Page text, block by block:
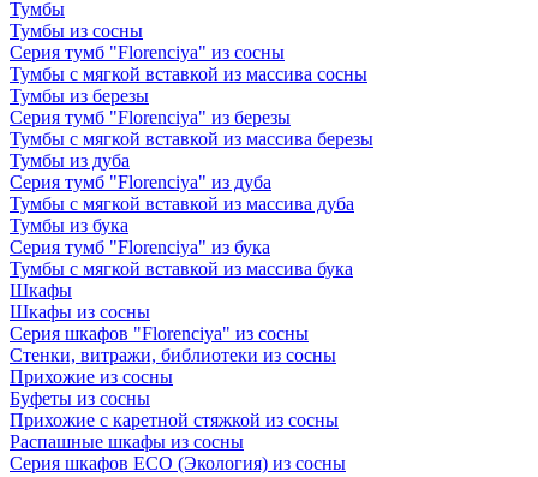
Тумбы
Тумбы из сосны
Серия тумб "Florenciya" из сосны
Тумбы с мягкой вставкой из массива сосны
Тумбы из березы
Серия тумб "Florenciya" из березы
Тумбы с мягкой вставкой из массива березы
Тумбы из дуба
Серия тумб "Florenciya" из дуба
Тумбы с мягкой вставкой из массива дуба
Тумбы из бука
Серия тумб "Florenciya" из бука
Тумбы с мягкой вставкой из массива бука
Шкафы
Шкафы из сосны
Серия шкафов "Florenciya" из сосны
Стенки, витражи, библиотеки из сосны
Прихожие из сосны
Буфеты из сосны
Прихожие с каретной стяжкой из сосны
Распашные шкафы из сосны
Серия шкафов ECO (Экология) из сосны